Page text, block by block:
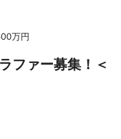
万円
ファー募集！＜